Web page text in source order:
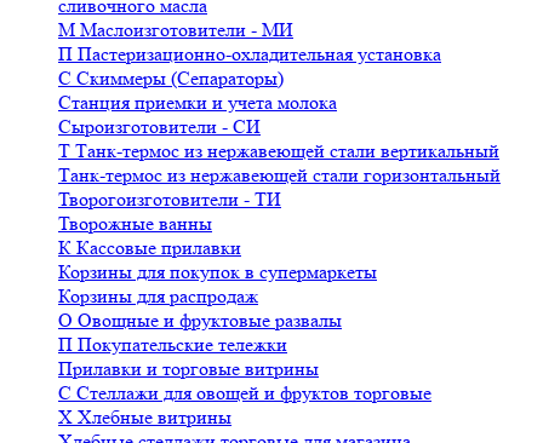
сливочного масла
М Маслоизготовители - МИ
П Пастеризационно-охладительная установка
С Скиммеры (Сепараторы)
Станция приемки и учета молока
Сыроизготовители - СИ
Т Танк-термос из нержавеющей стали вертикальный
Танк-термос из нержавеющей стали горизонтальный
Творогоизготовители - ТИ
Творожные ванны
К Кассовые прилавки
Корзины для покупок в супермаркеты
Корзины для распродаж
О Овощные и фруктовые развалы
П Покупательские тележки
Прилавки и торговые витрины
С Стеллажи для овощей и фруктов торговые
Х Хлебные витрины